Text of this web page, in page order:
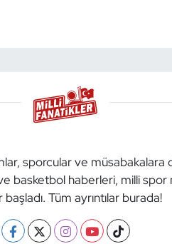
sporcular ve
basketbol haberleri, milli
başladı. Tüm ayrıntılar burada!